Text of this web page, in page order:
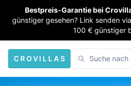
Bestpreis-Garantie bei
günstiger gesehen? Link senden
100 € günstiger
CROVILLAS